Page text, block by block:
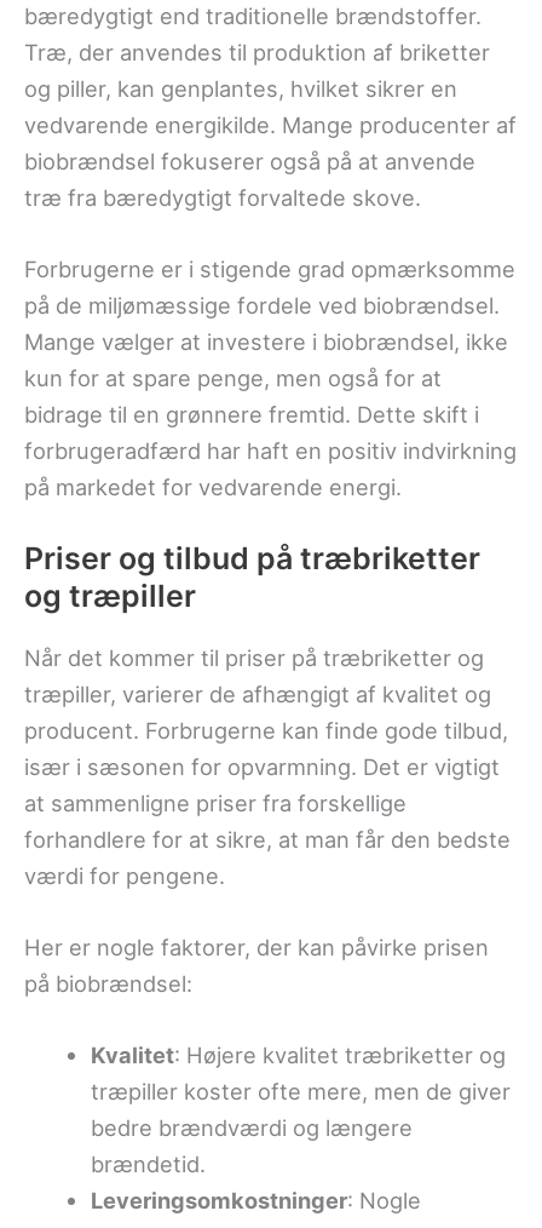
bæredygtigt end traditionelle brændstoffer.
Træ, der anvendes til produktion af briketter
og piller, kan genplantes, hvilket sikrer en
vedvarende energikilde. Mange producenter af
biobrændsel fokuserer også på at anvende
træ fra bæredygtigt forvaltede skove.
Forbrugerne er i stigende grad opmærksomme
på de miljømæssige fordele ved biobrændsel.
Mange vælger at investere i biobrændsel, ikke
kun for at spare penge, men også for at
bidrage til en grønnere fremtid. Dette skift i
forbrugeradfærd har haft en positiv indvirkning
på markedet for vedvarende energi.
Priser og tilbud på træbriketter
og træpiller
Når det kommer til priser på træbriketter og
træpiller, varierer de afhængigt af kvalitet og
producent. Forbrugerne kan finde gode tilbud,
især i sæsonen for opvarmning. Det er vigtigt
at sammenligne priser fra forskellige
forhandlere for at sikre, at man får den bedste
værdi for pengene.
Her er nogle faktorer, der kan påvirke prisen
på biobrændsel:
Kvalitet: Højere kvalitet træbriketter og
træpiller koster ofte mere, men de giver
bedre brændværdi og længere
brændetid.
Leveringsomkostninger: Nogle